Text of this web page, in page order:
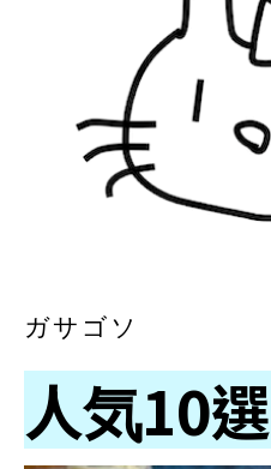
ガサゴソ
人気10選